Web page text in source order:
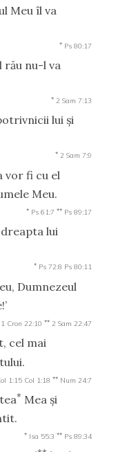
Meu îl va
* Ps 80:17
rău nu-l va
* 2 Sam 7:13
lui şi
* 2 Sam 7:9
vor fi cu el
Meu.
* Ps 61:7 ** Ps 89:17
lui
* Ps 72:8 Ps 80:11
Dumnezeul
1 Cron 22:10 ** 2 Sam 22:47
cel mai
1:15 Col 1:18 ** Num 24:7
* Mea şi
* Isa 55:3 ** Ps 89:34